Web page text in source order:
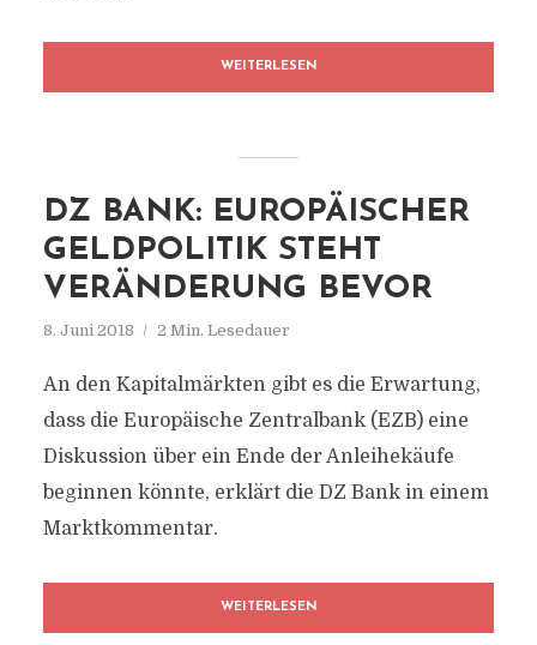
WEITERLESEN
DZ BANK: EUROPÄISCHER
GELDPOLITIK STEHT
VERÄNDERUNG BEVOR
8. Juni 2018 2 Min. Lesedauer
An den Kapitalmärkten gibt es die Erwartung,
dass die Europäische Zentralbank (EZB) eine
Diskussion über ein Ende der Anleihekäufe
beginnen könnte, erklärt die DZ Bank in einem
Marktkommentar.
WEITERLESEN